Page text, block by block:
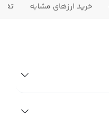
خرید ارزهای مشابه